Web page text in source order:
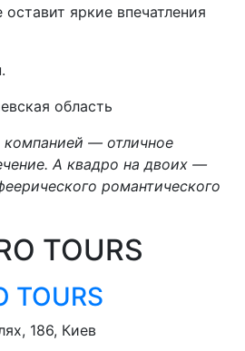
яркие впечатления
область
— отличное
А квадро на двоих —
романтического
TOURS
TOURS
186, Киев